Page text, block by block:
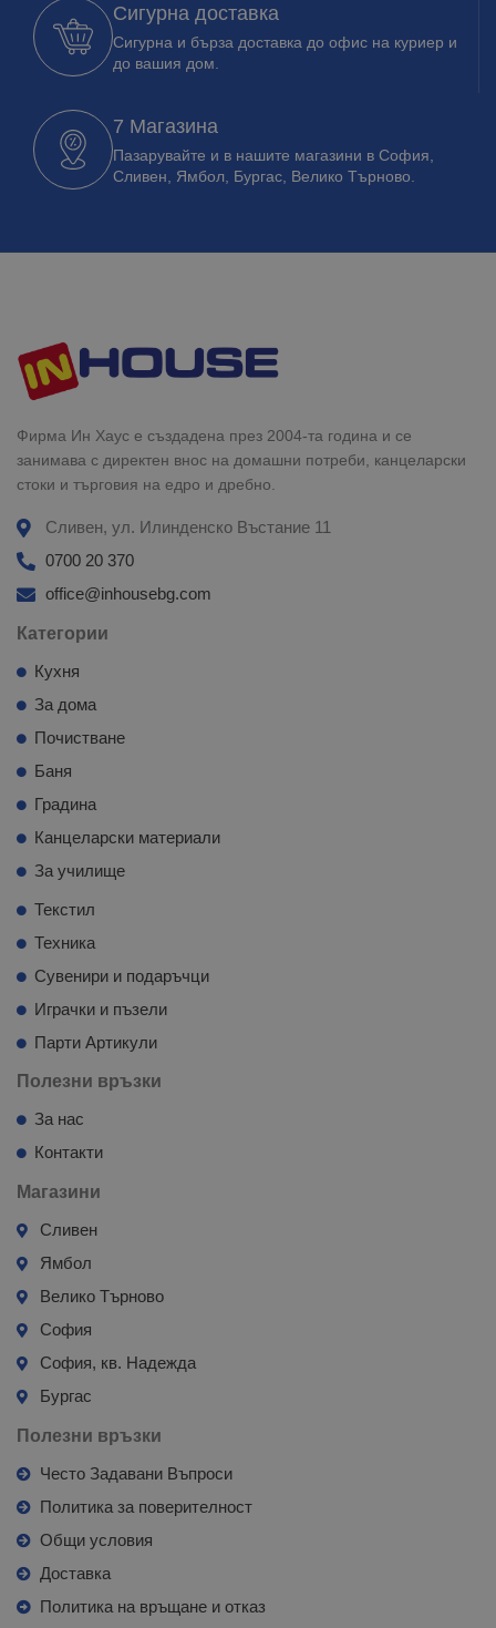
Сигурна доставка
Сигурна и бърза доставка до офис на куриер и
до вашия дом.
7 Магазина
Пазарувайте и в нашите магазини в София,
Сливен, Ямбол, Бургас, Велико Търново.
Фирма Ин Хаус е създадена през 2004-та година и се
занимава с директен внос на домашни потреби, канцеларски
стоки и търговия на едро и дребно.
Сливен, ул. Илинденско Въстание 11
0700 20 370
office@inhousebg.com
Категории
Кухня
За дома
Почистване
Баня
Градина
Канцеларски материали
За училище
Текстил
Техника
Сувенири и подаръчци
Играчки и пъзели
Парти Артикули
Полезни връзки
За нас
Контакти
Магазини
Сливен
Ямбол
Велико Търново
София
София, кв. Надежда
Бургас
Полезни връзки
Често Задавани Въпроси
Политика за поверителност
Общи условия
Доставка
Политика на връщане и отказ